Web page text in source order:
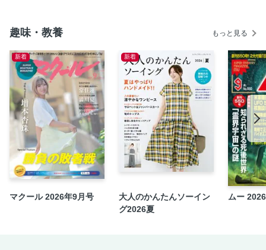
趣味・教養 もっと見る
新着
マクール 2026年9月号
新着
大人のかんたんソーイン
グ2026夏
ムー